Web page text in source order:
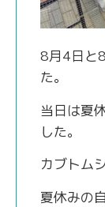
8月4日と
た。
当日は夏
した。
カブトム
夏休みの